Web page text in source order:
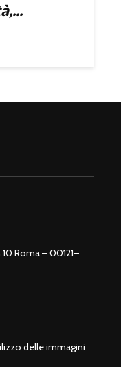
Roma – 00121–
delle immagini